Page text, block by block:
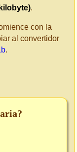
.
con la
al convertidor
.